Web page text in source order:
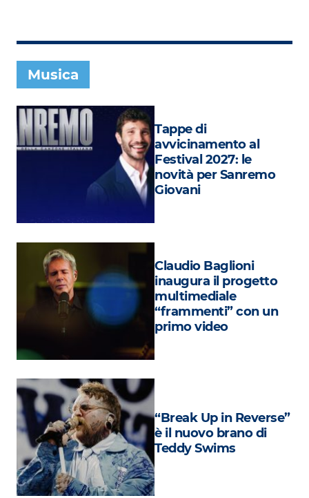
Foto
Speciali
Oroscopo
Radio Subasio Music Club
Sanremo 2026
News
Musica
Cultura
Attualità
Costume
Extra
Eventi
Musica
Tappe di
avvicinamento al
Festival 2027: le
novità per Sanremo
Giovani
Claudio Baglioni
inaugura il progetto
multimediale
“frammenti” con un
primo video
“Break Up in Reverse”
è il nuovo brano di
Teddy Swims